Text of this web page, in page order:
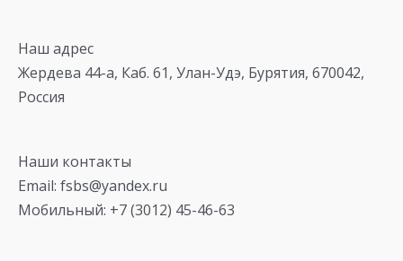
Наш адрес
Жердева 44-а, Каб. 61, Улан-Удэ, Бурятия, 670042,
Россия
Наши контакты
Email: fsbs@yandex.ru
Мобильный: +7 (3012) 45-46-63